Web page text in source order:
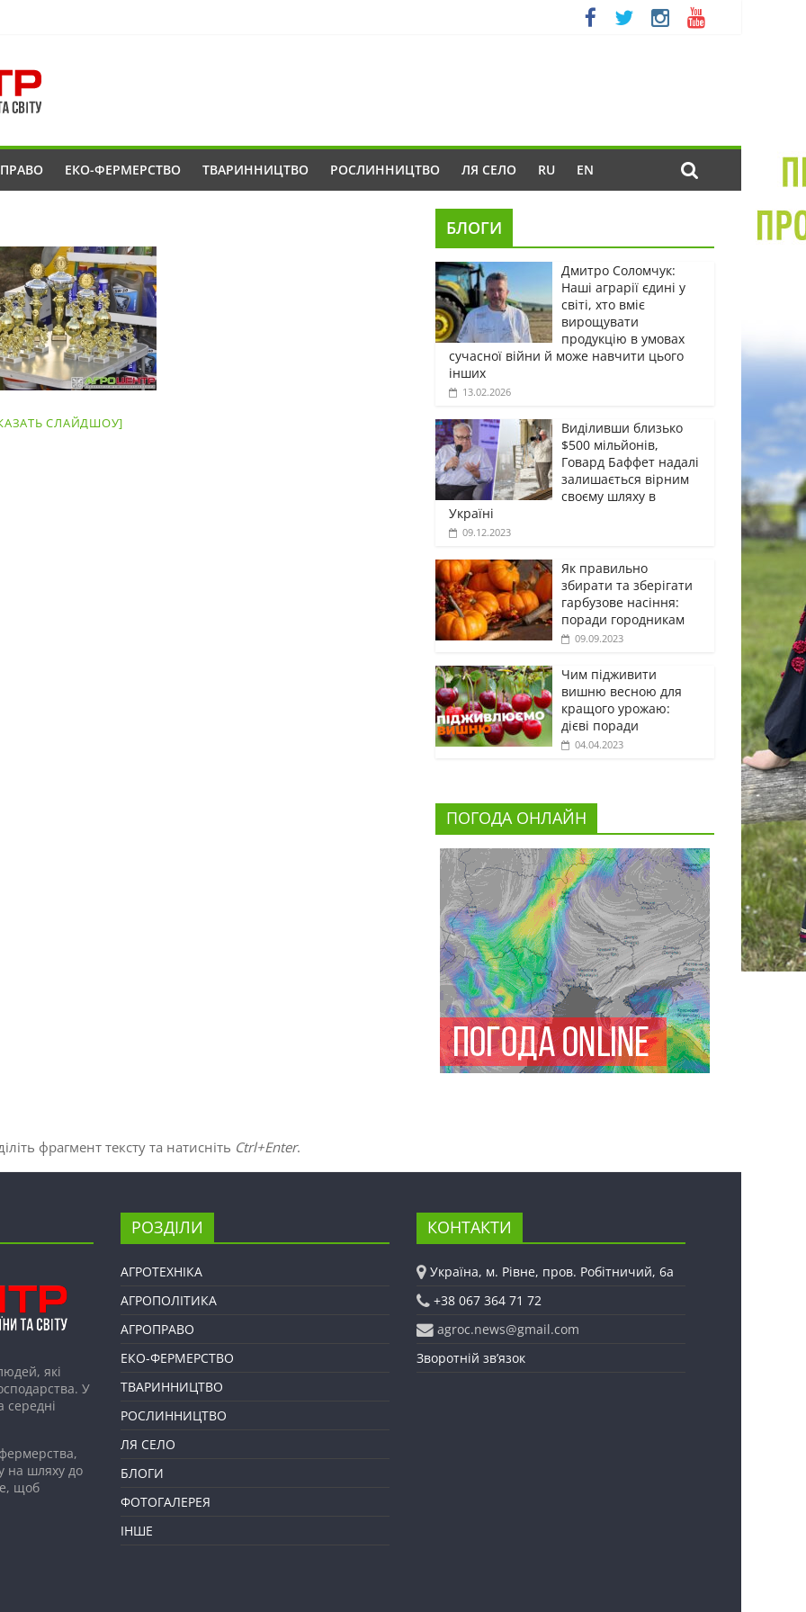
ЕКО-ФЕРМЕРСТВО ТВАРИННИЦТВО РОСЛИННИЦТВО ЛЯ СЕЛО RU EN
СЛАЙДШОУ]
БЛОГИ
Дмитро Соломчук:
Наші аграрії єдині у
світі, хто вміє
вирощувати
продукцію в умовах
сучасної війни й може навчити цього
інших
13.02.2026
Виділивши близько
$500 мільйонів,
Говард Баффет надалі
залишається вірним
своєму шляху в
Україні
09.12.2023
Як правильно
збирати та зберігати
гарбузове насіння:
поради городникам
09.09.2023
Чим підживити
вишню весною для
кращого урожаю:
дієві поради
04.04.2023
ПОГОДА ОНЛАЙН
фрагмент тексту та натисніть Ctrl+Enter.
які
У
середні
на шляху до
щоб
РОЗДІЛИ
АГРОТЕХНІКА
АГРОПОЛІТИКА
АГРОПРАВО
ЕКО-ФЕРМЕРСТВО
ТВАРИННИЦТВО
РОСЛИННИЦТВО
ЛЯ СЕЛО
БЛОГИ
ФОТОГАЛЕРЕЯ
ІНШЕ
КОНТАКТИ
Україна, м. Рівне, пров. Робітничий, 6а
+38 067 364 71 72
agroc.news@gmail.com
Зворотній зв’язок